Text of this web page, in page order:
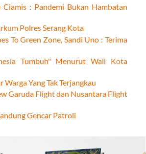
Ciamis : Pandemi Bukan Hambatan
Polres Serang Kota
To Green Zone, Sandi Uno : Terima
Tumbuh" Menurut Wali Kota
Yang Tak Terjangkau
Garuda Flight dan Nusantara Flight
Gencar Patroli